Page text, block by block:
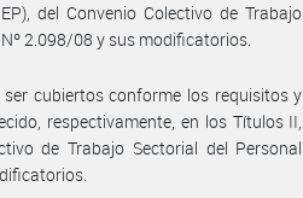
del Convenio Colectivo de Trabajo
2.098/08 y sus modificatorios.
ser cubiertos conforme los requisitos y
respectivamente, en los Títulos II,
de Trabajo Sectorial del Personal